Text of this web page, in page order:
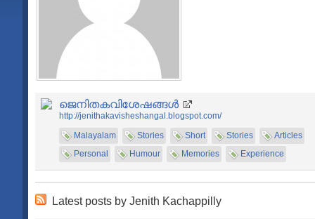
ജെനിതകവിശേഷങ്ങള്‍
http://jenithakavisheshangal.blogspot.com/
Malayalam
Stories Short Stories
Articles
Personal
Humour Memories Experience
Latest posts by Jenith Kachappilly